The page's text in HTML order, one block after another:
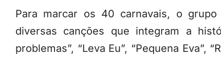
Para marcar os 40 carnavais, o
diversas canções que integram a
problemas”, “Leva Eu”, “Pequena Eva”,